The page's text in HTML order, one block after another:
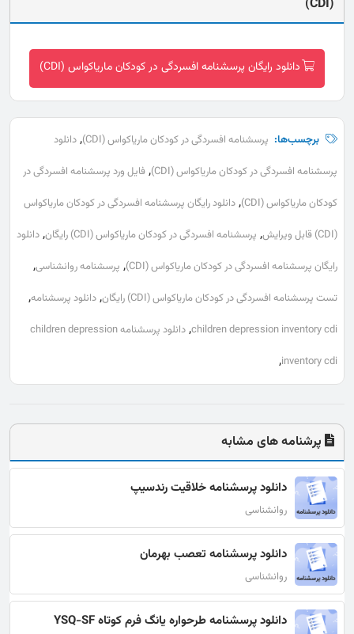
(CDI)
دانلود رایگان پرسشنامه افسردگی در کودکان ماریاکواس (CDI)
برچسب‌ها: پرسشنامه افسردگی در کودکان ماریاکواس (CDI) , دانلود
پرسشنامه افسردگی در کودکان ماریاکواس (CDI)
, فایل ورد پرسشنامه افسردگی در
کودکان ماریاکواس (CDI)
, دانلود رایگان پرسشنامه افسردگی در کودکان ماریاکواس
(CDI) قابل ویرایش
, پرسشنامه افسردگی در کودکان ماریاکواس (CDI) رایگان , دانلود
رایگان پرسشنامه افسردگی در کودکان ماریاکواس (CDI)
, پرسشنامه روانشناسی,
تست پرسشنامه افسردگی در کودکان ماریاکواس (CDI) رایگان , دانلود پرسشنامه,
children depression inventory cdi
,
دانلود پرسشنامه children depression
inventory cdi
,
پرشنامه های مشابه
دانلود پرسشنامه خلاقیت رندسیپ
روانشناسی
دانلود پرسشنامه تعصب بهرمان
روانشناسی
دانلود پرسشنامه طرحواره یانگ فرم کوتاه YSQ-SF